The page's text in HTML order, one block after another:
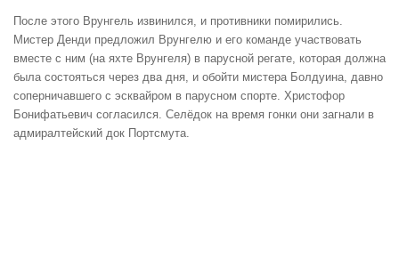
После этого Врунгель извинился, и противники помирились.
Мистер Денди предложил Врунгелю и его команде участвовать
вместе с ним (на яхте Врунгеля) в парусной регате, которая должна
была состояться через два дня, и обойти мистера Болдуина, давно
соперничавшего с эсквайром в парусном спорте. Христофор
Бонифатьевич согласился. Селёдок на время гонки они загнали в
адмиралтейский док Портсмута.